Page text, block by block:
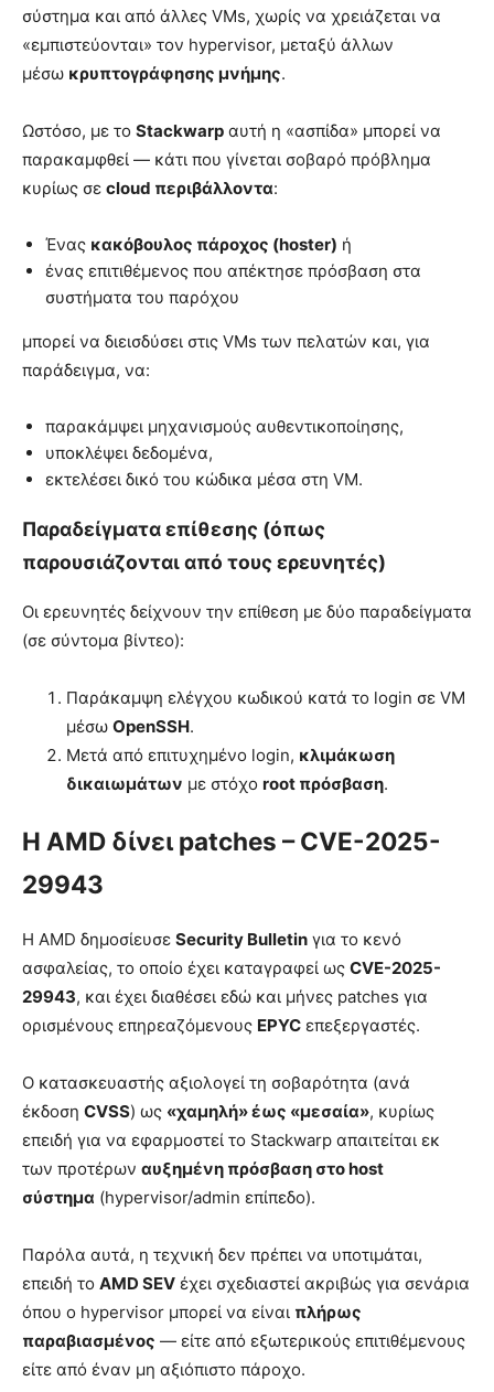
σύστημα και από άλλες VMs, χωρίς να χρειάζεται να
«εμπιστεύονται» τον hypervisor, μεταξύ άλλων
μέσω κρυπτογράφησης μνήμης.
Ωστόσο, με το Stackwarp αυτή η «ασπίδα» μπορεί να
παρακαμφθεί — κάτι που γίνεται σοβαρό πρόβλημα
κυρίως σε cloud περιβάλλοντα:
Ένας κακόβουλος πάροχος (hoster) ή
ένας επιτιθέμενος που απέκτησε πρόσβαση στα
συστήματα του παρόχου
μπορεί να διεισδύσει στις VMs των πελατών και, για
παράδειγμα, να:
παρακάμψει μηχανισμούς αυθεντικοποίησης,
υποκλέψει δεδομένα,
εκτελέσει δικό του κώδικα μέσα στη VM.
Παραδείγματα επίθεσης (όπως
παρουσιάζονται από τους ερευνητές)
Οι ερευνητές δείχνουν την επίθεση με δύο παραδείγματα
(σε σύντομα βίντεο):
Παράκαμψη ελέγχου κωδικού κατά το login σε VM
μέσω OpenSSH.
Μετά από επιτυχημένο login, κλιμάκωση
δικαιωμάτων με στόχο root πρόσβαση.
Η AMD δίνει patches – CVE-2025-
29943
Η AMD δημοσίευσε Security Bulletin για το κενό
ασφαλείας, το οποίο έχει καταγραφεί ως CVE-2025-
29943, και έχει διαθέσει εδώ και μήνες patches για
ορισμένους επηρεαζόμενους EPYC επεξεργαστές.
Ο κατασκευαστής αξιολογεί τη σοβαρότητα (ανά
έκδοση CVSS) ως «χαμηλή» έως «μεσαία», κυρίως
επειδή για να εφαρμοστεί το Stackwarp απαιτείται εκ
των προτέρων αυξημένη πρόσβαση στο host
σύστημα (hypervisor/admin επίπεδο).
Παρόλα αυτά, η τεχνική δεν πρέπει να υποτιμάται,
επειδή το AMD SEV έχει σχεδιαστεί ακριβώς για σενάρια
όπου ο hypervisor μπορεί να είναι πλήρως
παραβιασμένος — είτε από εξωτερικούς επιτιθέμενους
είτε από έναν μη αξιόπιστο πάροχο.